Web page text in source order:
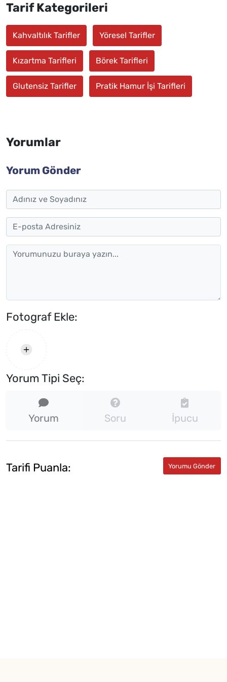
Tarif Kategorileri
Kahvaltılık Tarifler Yöresel Tarifler
Kızartma Tarifleri Börek Tarifleri
Glutensiz Tarifler Pratik Hamur İşi Tarifleri
Yorumlar
Yorum Gönder
Fotograf Ekle:
Yorum Tipi Seç:
Yorum Soru İpucu
Tarifi Puanla: